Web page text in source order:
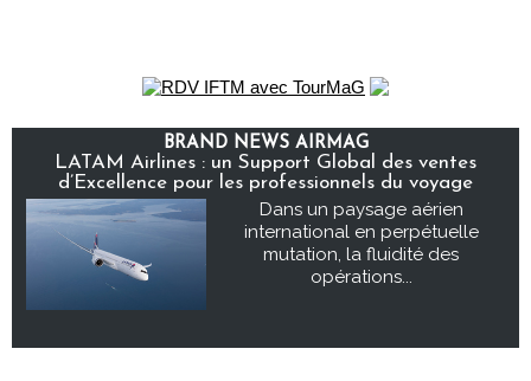
BRAND NEWS AIRMAG
LATAM Airlines : un Support Global des ventes
d’Excellence pour les professionnels du voyage
Dans un paysage aérien
international en perpétuelle
mutation, la fluidité des
opérations...